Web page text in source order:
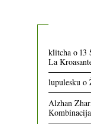
klitchao 13
La
lupuleskuo
Alzhan